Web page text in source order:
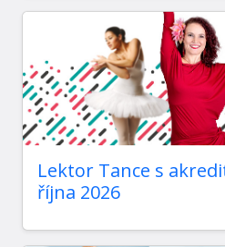
Lektor Tance s
října 2026